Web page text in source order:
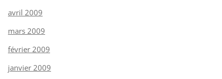
avril 2009
mars 2009
février 2009
janvier 2009